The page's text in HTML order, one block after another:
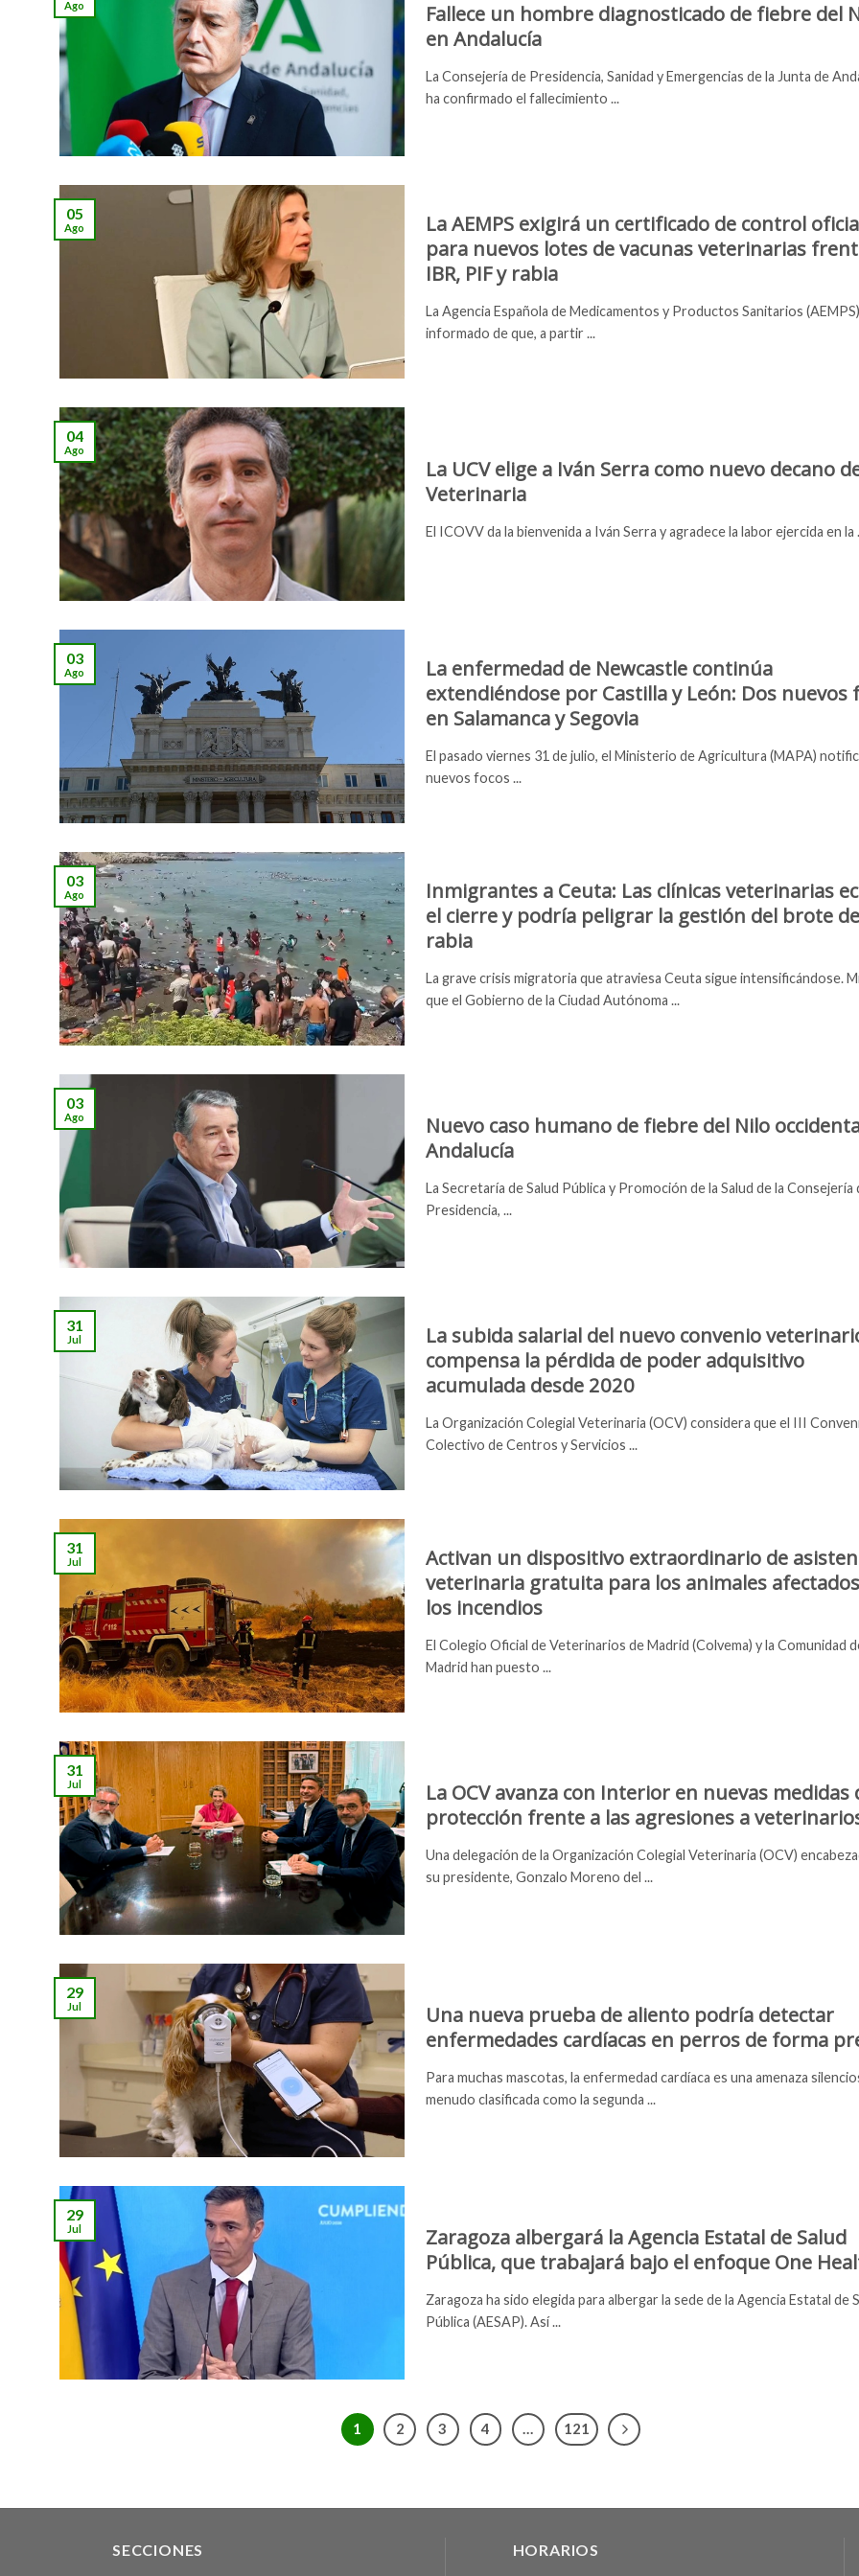
Fallece un hombre diagnosticado de fiebre del
en Andalucía
La Consejería de Presidencia, Sanidad y Emergencias de la Junta de
ha confirmado el fallecimiento ...
Ago
La AEMPS exigirá un certificado de control
para nuevos lotes de vacunas veterinarias
IBR, PIF y rabia
La Agencia Española de Medicamentos y Productos Sanitarios
informado de que, a partir ...
05
Ago
La UCV elige a Iván Serra como nuevo decano
Veterinaria
El ICOVV da la bienvenida a Iván Serra y agradece la labor ejercida en la
04
Ago
La enfermedad de Newcastle continúa
extendiéndose por Castilla y León: Dos nuevos
en Salamanca y Segovia
El pasado viernes 31 de julio, el Ministerio de Agricultura (MAPA)
nuevos focos ...
03
Ago
Inmigrantes a Ceuta: Las clínicas veterinarias
el cierre y podría peligrar la gestión del brote de
rabia
La grave crisis migratoria que atraviesa Ceuta sigue intensificándose.
que el Gobierno de la Ciudad Autónoma ...
03
Ago
Nuevo caso humano de fiebre del Nilo
Andalucía
La Secretaría de Salud Pública y Promoción de la Salud de la Consejería
Presidencia, ...
03
Ago
La subida salarial del nuevo convenio
compensa la pérdida de poder adquisitivo
acumulada desde 2020
La Organización Colegial Veterinaria (OCV) considera que el III
Colectivo de Centros y Servicios ...
31
Jul
Activan un dispositivo extraordinario de
veterinaria gratuita para los animales
los incendios
El Colegio Oficial de Veterinarios de Madrid (Colvema) y la Comunidad
Madrid han puesto ...
31
Jul
La OCV avanza con Interior en nuevas medidas
protección frente a las agresiones a
Una delegación de la Organización Colegial Veterinaria (OCV)
su presidente, Gonzalo Moreno del ...
31
Jul
Una nueva prueba de aliento podría detectar
enfermedades cardíacas en perros de forma
Para muchas mascotas, la enfermedad cardíaca es una amenaza
menudo clasificada como la segunda ...
29
Jul
Zaragoza albergará la Agencia Estatal de Salud
Pública, que trabajará bajo el enfoque One
Zaragoza ha sido elegida para albergar la sede de la Agencia Estatal de
Pública (AESAP). Así ...
29
Jul
1 2 3 4 … 121
SECCIONES HORARIOS